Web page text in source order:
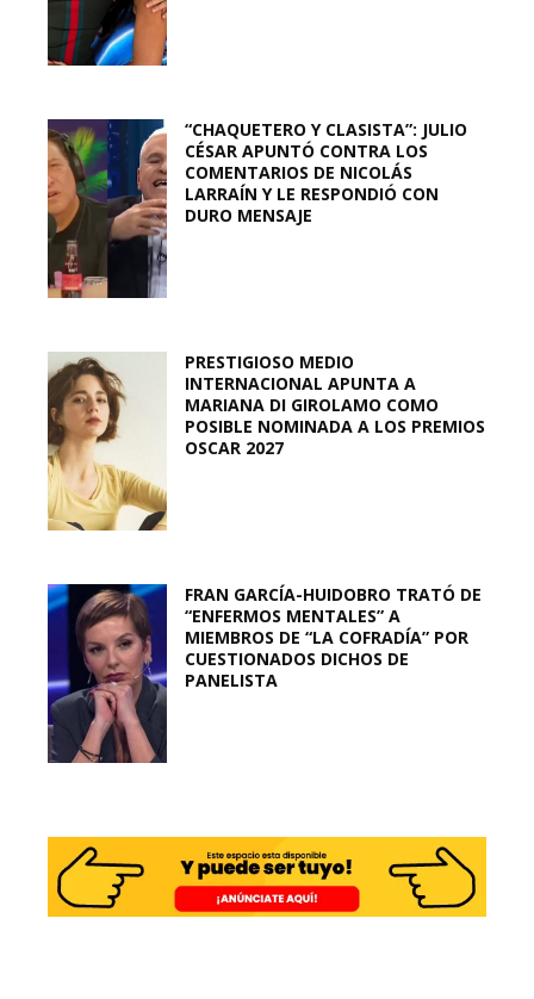
“CHAQUETERO Y CLASISTA”: JULIO
CÉSAR APUNTÓ CONTRA LOS
COMENTARIOS DE NICOLÁS
LARRAÍN Y LE RESPONDIÓ CON
DURO MENSAJE
PRESTIGIOSO MEDIO
INTERNACIONAL APUNTA A
MARIANA DI GIROLAMO COMO
POSIBLE NOMINADA A LOS PREMIOS
OSCAR 2027
FRAN GARCÍA-HUIDOBRO TRATÓ DE
“ENFERMOS MENTALES” A
MIEMBROS DE “LA COFRADÍA” POR
CUESTIONADOS DICHOS DE
PANELISTA